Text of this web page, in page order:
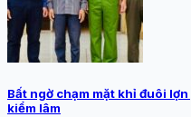
Bất ngờ chạm mặt khỉ đuôi
kiểm lâm